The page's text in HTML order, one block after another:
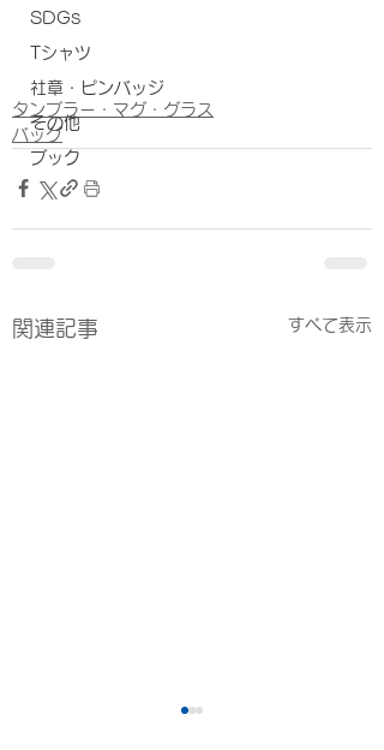
SDGs
Tシャツ
社章・ピンバッジ
その他
ブック
タンブラー・マグ・グラス
バッグ
関連記事 すべて表示